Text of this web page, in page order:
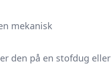
mekanisk
den på en stofdug eller